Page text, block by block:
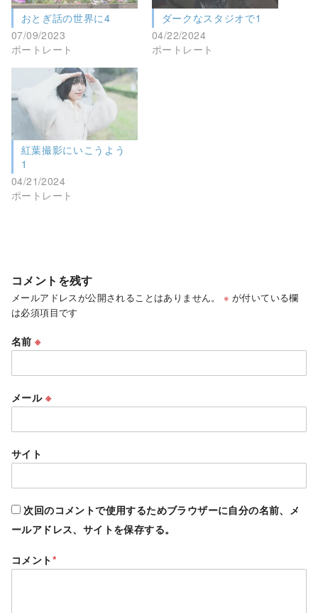
おとぎ話の世界に4
07/09/2023
ポートレート
ダークなスタジオで1
04/22/2024
ポートレート
紅葉撮影にいこうよう
1
04/21/2024
ポートレート
コメントを残す
メールアドレスが公開されることはありません。 ※ が付いている欄
は必須項目です
名前※
メール ※
サイト
次回のコメントで使用するためブラウザーに自分の名前、メ
ールアドレス、サイトを保存する。
コメント*